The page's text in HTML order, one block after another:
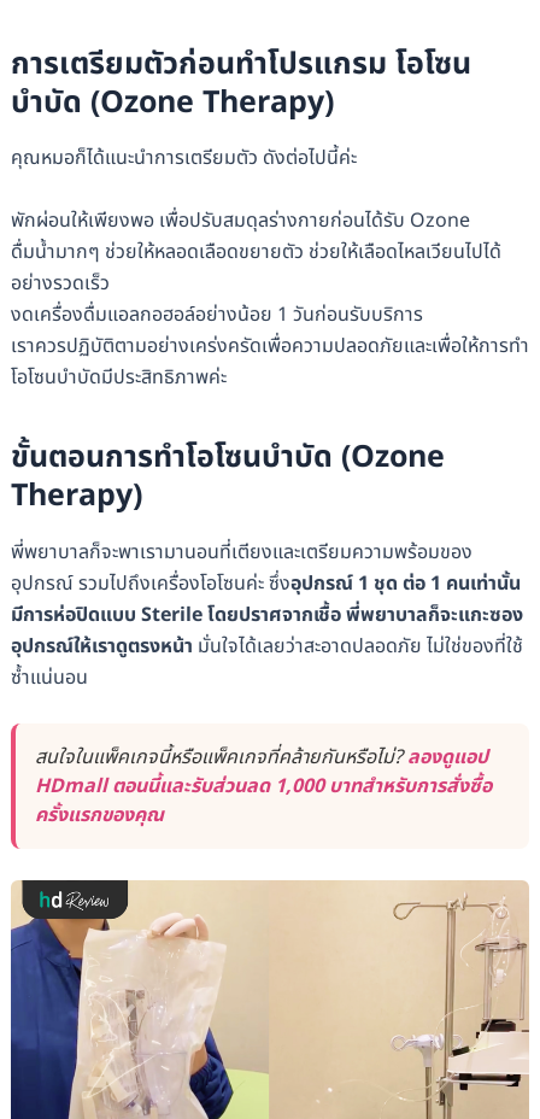
การเตรียมตัวก่อนทำโปรแกรม โอโซน
บำบัด (Ozone Therapy)
คุณหมอก็ได้แนะนำการเตรียมตัว ดังต่อไปนี้ค่ะ
พักผ่อนให้เพียงพอ เพื่อปรับสมดุลร่างกายก่อนได้รับ Ozone
ดื่มน้ำมากๆ ช่วยให้หลอดเลือดขยายตัว ช่วยให้เลือดไหลเวียนไปได้
อย่างรวดเร็ว
งดเครื่องดื่มแอลกอฮอล์อย่างน้อย 1 วันก่อนรับบริการ
เราควรปฏิบัติตามอย่างเคร่งครัดเพื่อความปลอดภัยและเพื่อให้การทำ
โอโซนบำบัดมีประสิทธิภาพค่ะ
ขั้นตอนการทำโอโซนบำบัด (Ozone
Therapy)
พี่พยาบาลก็จะพาเรามานอนที่เตียงและเตรียมความพร้อมของ
อุปกรณ์ รวมไปถึงเครื่องโอโซนค่ะ ซึ่งอุปกรณ์ 1 ชุด ต่อ 1 คนเท่านั้น
มีการห่อปิดแบบ Sterile โดยปราศจากเชื้อ พี่พยาบาลก็จะแกะซอง
อุปกรณ์ให้เราดูตรงหน้า มั่นใจได้เลยว่าสะอาดปลอดภัย ไม่ใช่ของที่ใช้
ซ้ำแน่นอน
สนใจในแพ็คเกจนี้หรือแพ็คเกจที่คล้ายกันหรือไม่?ลองดูแอป
HDmall ตอนนี้และรับส่วนลด 1,000 บาทสำหรับการสั่งซื้อ
ครั้งแรกของคุณ